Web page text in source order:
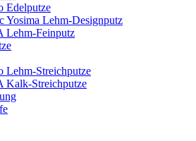
Edelputze
Yosima Lehm-Designputz
Lehm-Feinputz
Lehm-Streichputze
Kalk-Streichputze